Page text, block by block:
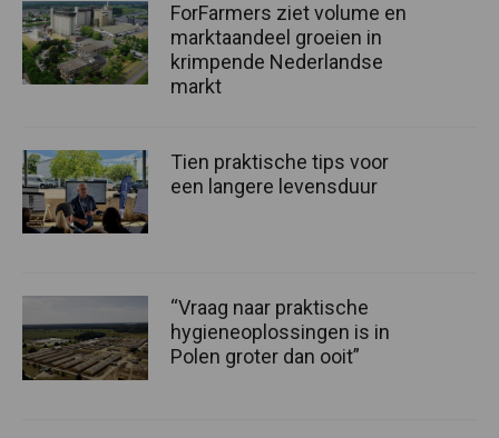
ForFarmers ziet volume en
marktaandeel groeien in
krimpende Nederlandse
markt
Tien praktische tips voor
een langere levensduur
“Vraag naar praktische
hygieneoplossingen is in
Polen groter dan ooit”